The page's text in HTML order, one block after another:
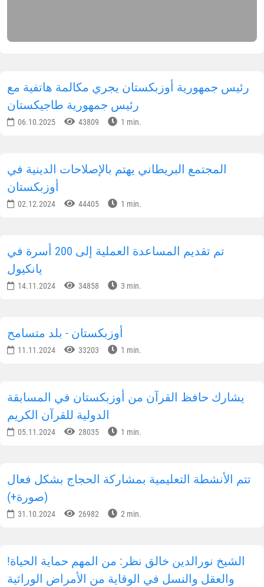
رئيس جمهورية أوزبكستان يجري مكالمة هاتفية مع
رئيس جمهورية طاجيكستان
06.10.2025 43809 1 min.
المجتمع البريطاني يهتم بالإصلاحات الدينية في
أوزبكستان
02.12.2024 44405 1 min.
تم تقديم المساعدة العملية إلى 200 أسرة في
يانكيول
14.11.2024 34858 3 min.
أوزبكستان - بلد متسامح
11.11.2024 33203 1 min.
يشارك حافظ القرآن من أوزبكستان في المسابقة
الدولية للقرآن الكريم
05.11.2024 28035 1 min.
تتم الأنشطة التعليمية بمشاركة الحجاج بشكل فعال
(صورة+)
31.10.2024 26982 2 min.
!الشيخ نورالدين خالق نظر: من المهم حماية الحياة
والعقل والنسل في الوقاية من الأمراض الوراثية